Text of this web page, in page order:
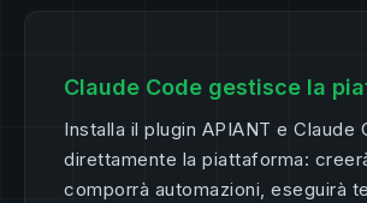
Claude Code gestisce la
Installa il plugin APIANT e Claude
direttamente la piattaforma:
comporrà automazioni, eseguirà